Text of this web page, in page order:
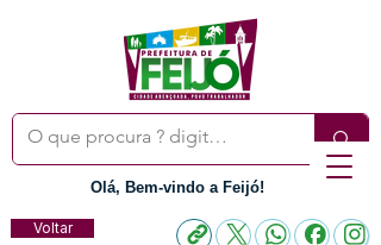
Olá, Bem-vindo a Feijó!
Voltar